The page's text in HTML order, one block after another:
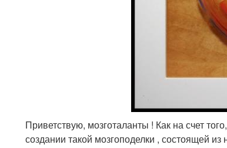
Приветствую, мозготаланты ! Как на счет
создании такой мозгоподелки , состоящей